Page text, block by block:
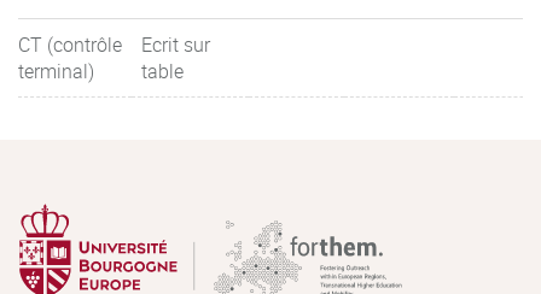
CT (contrôle
terminal)
Ecrit sur
table